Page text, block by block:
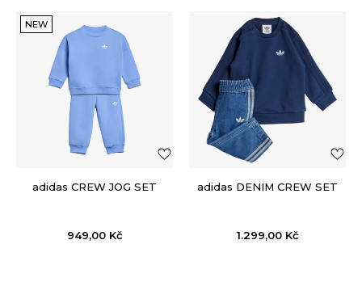
NEW
adidas CREW JOG SET
949,00 Kč
adidas DENIM CREW SET
1.299,00 Kč